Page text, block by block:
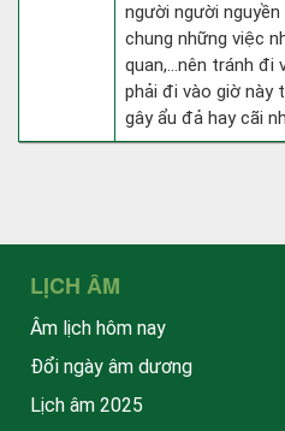
người người
chung những việc
quan,…nên tránh đi
phải đi vào giờ này
gây ẩu đả hay cãi
LỊCH ÂM
Âm lịch hôm nay
Đổi ngày âm dương
Lịch âm 2025